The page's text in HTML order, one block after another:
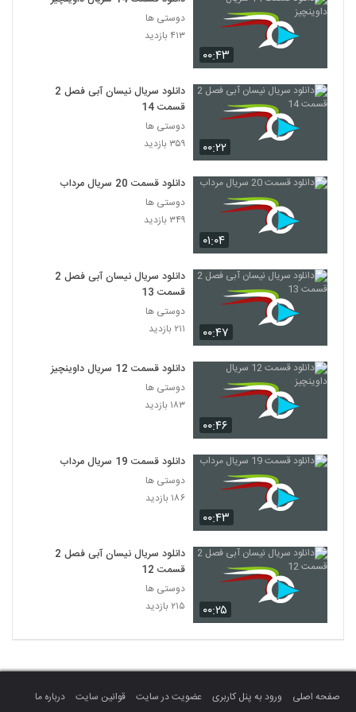
28
سریال(امام احمدبن حنبل) قسمت بیست ونهم
۲۰۸ بازدید
سریال(امام احمدبن حنبل)قسمت سی ام
سریال (امام احمد بن حنبل) قسمت آخر
۰۰:۴۳
دوستی ها
۴۱۳ بازدید
۰۰:۲۲
دانلود سریال نیسان آبی فصل 2
قسمت 14
دوستی ها
۳۵۹ بازدید
۰۱:۰۴
دانلود قسمت 20 سریال مرداب
دوستی ها
۳۴۹ بازدید
۰۰:۴۷
دانلود سریال نیسان آبی فصل 2
قسمت 13
دوستی ها
۲۱۱ بازدید
۰۰:۴۶
دانلود قسمت 12 سریال داوینچیز
دوستی ها
۱۸۳ بازدید
۰۰:۴۳
دانلود قسمت 19 سریال مرداب
دوستی ها
۱۸۶ بازدید
۰۰:۲۵
دانلود سریال نیسان آبی فصل 2
قسمت 12
دوستی ها
۲۱۵ بازدید
صفحه اصلی ورود به پنل کاربری عضویت در سایت قوانین سایت
درباره ما